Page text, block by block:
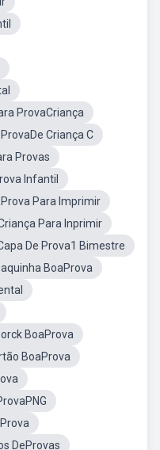
ProvaCriança
ProvaDe Criança C
Provas
Infantil
Para Imprimir
Para Inprimir
De Prova1 Bimestre
BoaProva
BoaProva
BoaProva
DeProvas